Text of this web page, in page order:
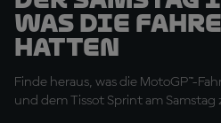
Was die
hatten
Finde heraus, was die MotoGP™-
und dem Tissot Sprint am